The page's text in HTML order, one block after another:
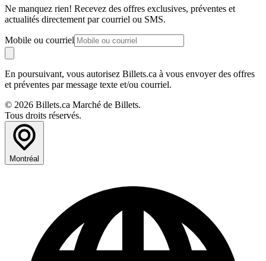
Ne manquez rien! Recevez des offres exclusives, préventes et
actualités directement par courriel ou SMS.
Mobile ou courriel
En poursuivant, vous autorisez Billets.ca à vous envoyer des offres
et préventes par message texte et/ou courriel.
© 2026 Billets.ca Marché de Billets.
Tous droits réservés.
Montréal